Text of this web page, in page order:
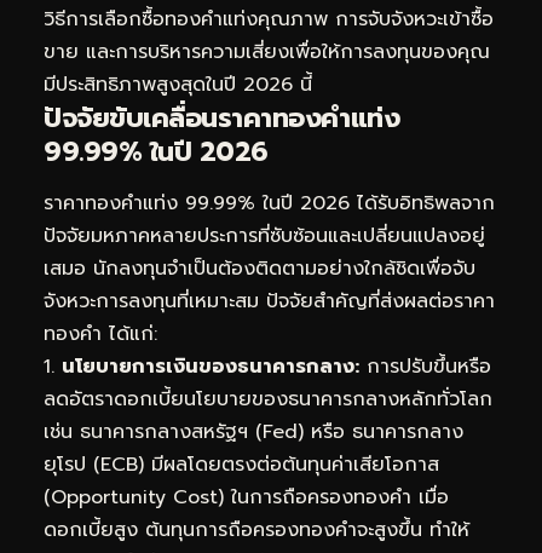
วิธีการเลือกซื้อทองคำแท่งคุณภาพ การจับจังหวะเข้าซื้อ
ขาย และการบริหารความเสี่ยงเพื่อให้การลงทุนของคุณ
มีประสิทธิภาพสูงสุดในปี 2026 นี้
ปัจจัยขับเคลื่อนราคาทองคำแท่ง
99.99% ในปี 2026
ราคาทองคำแท่ง 99.99% ในปี 2026 ได้รับอิทธิพลจาก
ปัจจัยมหภาคหลายประการที่ซับซ้อนและเปลี่ยนแปลงอยู่
เสมอ นักลงทุนจำเป็นต้องติดตามอย่างใกล้ชิดเพื่อจับ
จังหวะการลงทุนที่เหมาะสม ปัจจัยสำคัญที่ส่งผลต่อราคา
ทองคำ ได้แก่:
1. นโยบายการเงินของธนาคารกลาง: การปรับขึ้นหรือ
ลดอัตราดอกเบี้ยนโยบายของธนาคารกลางหลักทั่วโลก
เช่น ธนาคารกลางสหรัฐฯ (Fed) หรือ ธนาคารกลาง
ยุโรป (ECB) มีผลโดยตรงต่อต้นทุนค่าเสียโอกาส
(Opportunity Cost) ในการถือครองทองคำ เมื่อ
ดอกเบี้ยสูง ต้นทุนการถือครองทองคำจะสูงขึ้น ทำให้